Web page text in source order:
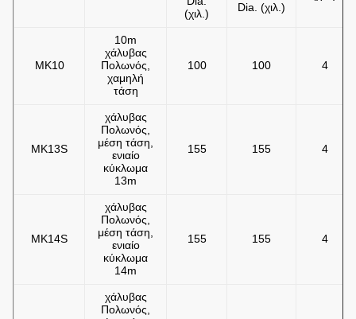
(χιλ.)
Dia. (χιλ.)
MK10
10m
χάλυβας
Πολωνός,
χαμηλή
τάση
100 100 4
MK13S
χάλυβας
Πολωνός,
μέση τάση,
ενιαίο
κύκλωμα
13m
155 155 4
MK14S
χάλυβας
Πολωνός,
μέση τάση,
ενιαίο
κύκλωμα
14m
155 155 4
χάλυβας
Πολωνός,